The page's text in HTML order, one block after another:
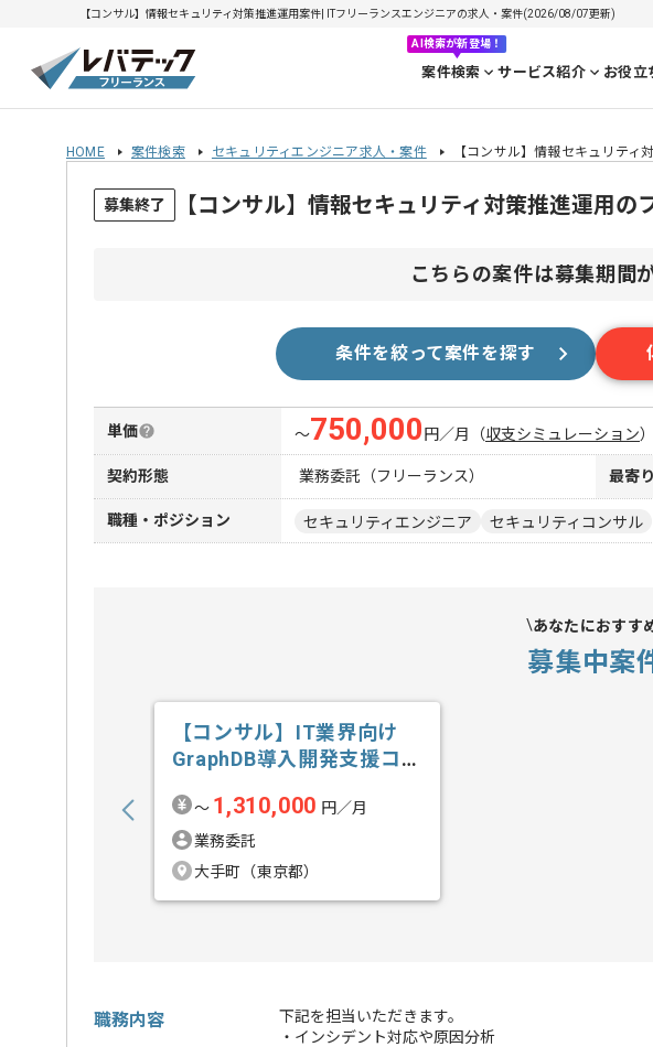
【コンサル】情報セキュリティ対策推進運用案件| ITフリーランスエンジニアの求人・案件(2026/08/07更新)
AI検索が新登場！
案件検索 サービス紹介 お役立
HOME 案件検索 セキュリティエンジニア求人・案件 【コンサル】情報セキュリティ
募集終了 【コンサル】情報セキュリティ対策推進運用の
こちらの案件は募集期間
条件を絞って案件を探す
単価 〜750,000 円／月 （収支シミュレーション）
契約形態 業務委託（フリーランス） 最寄
職種・ポジション セキュリティエンジニア セキュリティコンサル
あなたにおすす
募集中案
【コンサル】IT業界向け
GraphDB導入開発支援コン
〜 1,310,000 円／月
業務委託
大手町（東京都）
職務内容
下記を担当いただきます。
・インシデント対応や原因分析